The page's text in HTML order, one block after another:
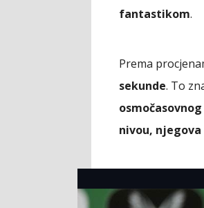
fantastikom.
Prema
sekunde. To
nivou,